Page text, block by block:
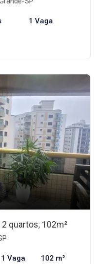
1 Vaga
quartos, 102m²
1 Vaga 102 m²